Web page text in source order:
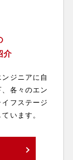
介
ジニアに自
各々のエン
フステージ
います。